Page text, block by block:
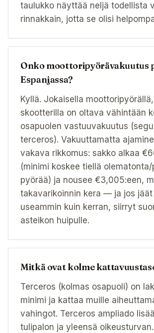
taulukko näyttää neljä todellista
rinnakkain, jotta se olisi
Onko moottoripyörävakuutus
Espanjassa?
Kyllä. Jokaisella
skootterilla on oltava vähintään
osapuolen vastuuvakuutus
terceros). Vakuuttamatta
vakava rikkomus: sakko alkaa
(minimi koskee tiellä
pyörää) ja nousee €3,005:een,
takavarikoinnin kera — ja jos jäät
useammin kuin kerran, siirryt
asteikon huipulle.
Mitkä ovat kolme
Terceros (kolmas osapuoli) on
minimi ja kattaa muille
vahingot. Terceros ampliado
tulipalon ja yleensä